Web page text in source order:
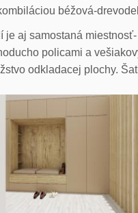
béžová-
je aj samostaná
policami a
odkladacej plochy.